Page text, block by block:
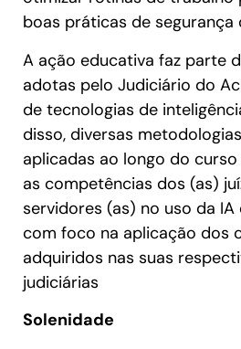
boas práticas de segurança
A ação educativa faz parte
adotas pelo Judiciário do
de tecnologias de
disso, diversas
aplicadas ao longo do
as competências dos (as)
servidores (as) no uso da
com foco na aplicação dos
adquiridos nas suas
judiciárias
Solenidade